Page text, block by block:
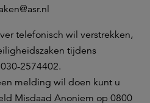
telefonisch wil verstrekken,
tijdens
2574402.
melding wil doen kunt u
Misdaad Anoniem op 0800